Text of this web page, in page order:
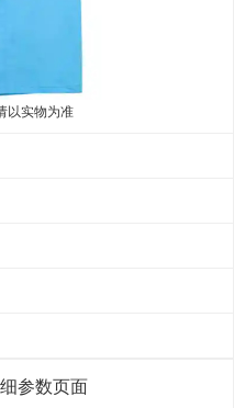
以实物为准
参数页面